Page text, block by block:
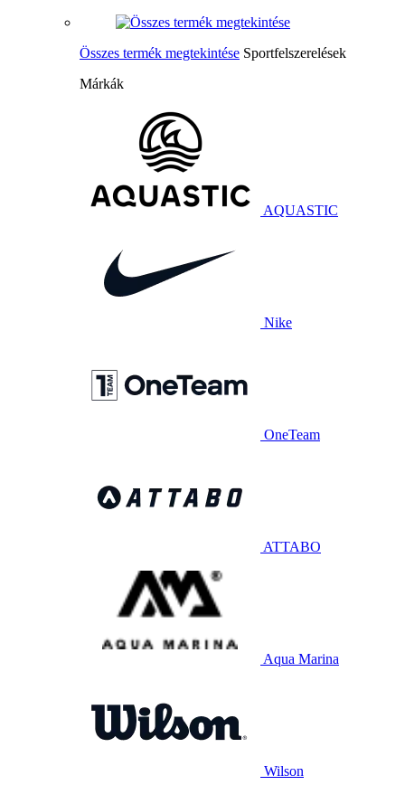
Összes termék megtekintése Sportfelszerelések
Márkák
AQUASTIC
Nike
OneTeam
ATTABO
Aqua Marina
Wilson